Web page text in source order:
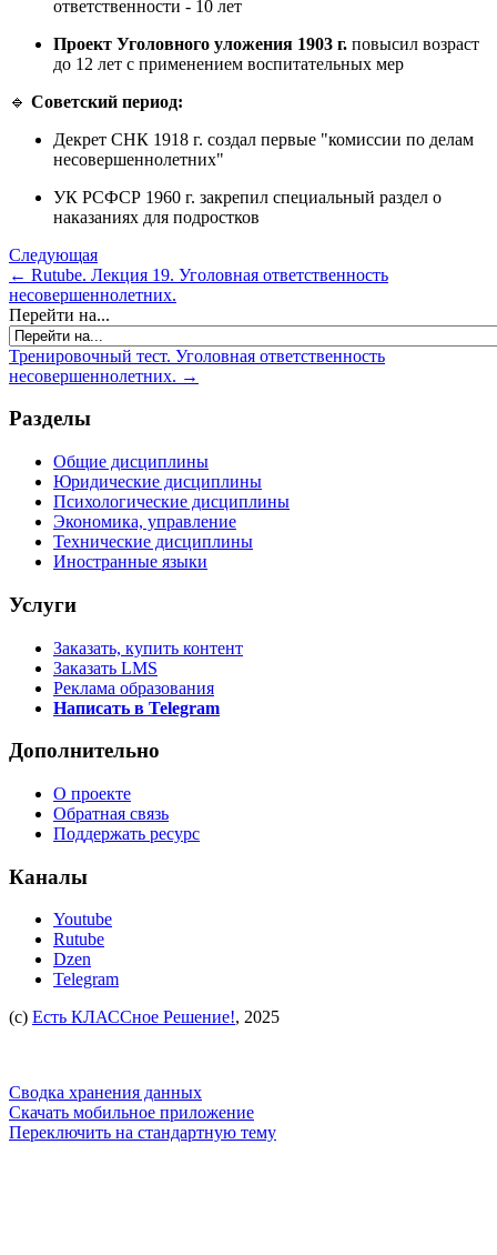
ответственности - 10 лет
Проект Уголовного уложения 1903 г. повысил возраст
до 12 лет с применением воспитательных мер
🔹 Советский период:
Декрет СНК 1918 г. создал первые "комиссии по делам
несовершеннолетних"
УК РСФСР 1960 г. закрепил специальный раздел о
наказаниях для подростков
Следующая
← Rutube. Лекция 19. Уголовная ответственность
несовершеннолетних.
Перейти на...
Тренировочный тест. Уголовная ответственность
несовершеннолетних. →
Разделы
Общие дисциплины
Юридические дисциплины
Психологические дисциплины
Экономика, управление
Технические дисциплины
Иностранные языки
Услуги
Заказать, купить контент
Заказать LMS
Реклама образования
Написать в Telegram
Дополнительно
О проекте
Обратная связь
Поддержать ресурс
Каналы
Youtube
Rutube
Dzen
Telegram
(c) Есть КЛАССное Решение!, 2025
Сводка хранения данных
Скачать мобильное приложение
Переключить на стандартную тему